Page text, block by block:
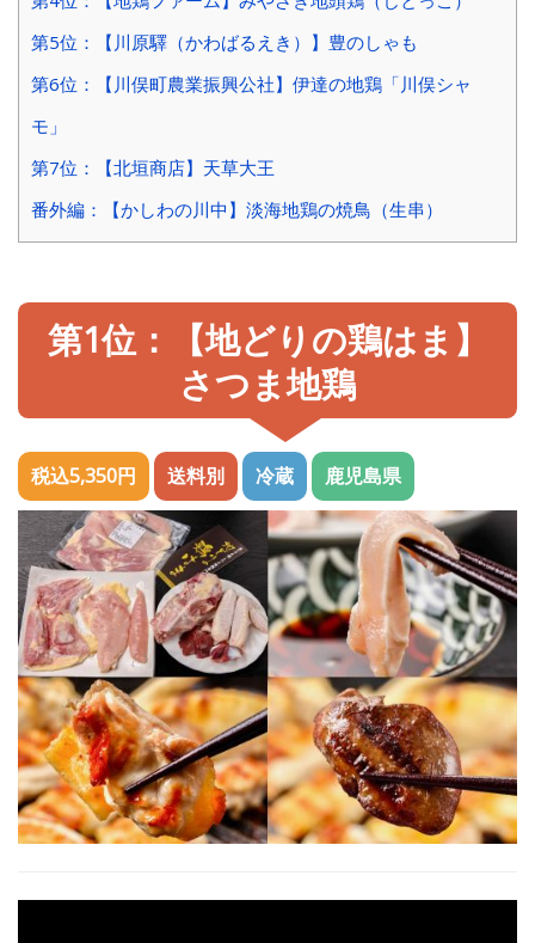
第5位：【川原驛（かわばるえき）】豊のしゃも
第6位：【川俣町農業振興公社】伊達の地鶏「川俣シャ
モ」
第7位：【北垣商店】天草大王
番外編：【かしわの川中】淡海地鶏の焼鳥（生串）
第1位：【地どりの鶏はま】
さつま地鶏
税込5,350円 送料別 冷蔵 鹿児島県